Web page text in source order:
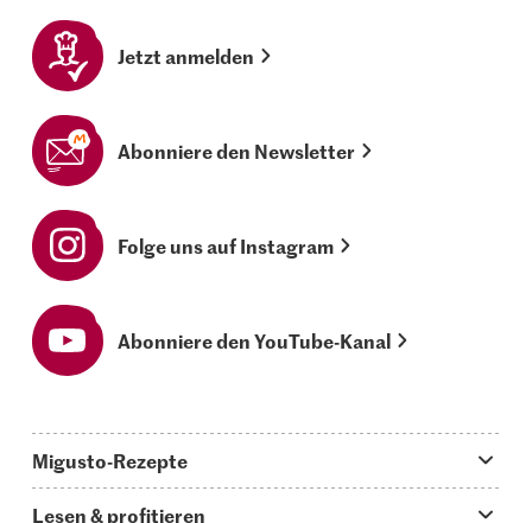
Jetzt anmelden
Abonniere den Newsletter
Folge uns auf Instagram
Abonniere den YouTube-Kanal
Migusto-Rezepte
Lesen & profitieren